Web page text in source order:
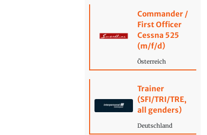
Commander /
First Officer
Cessna 525
(m/f/d)
Österreich
Trainer
(SFI/TRI/TRE,
all genders)
Deutschland